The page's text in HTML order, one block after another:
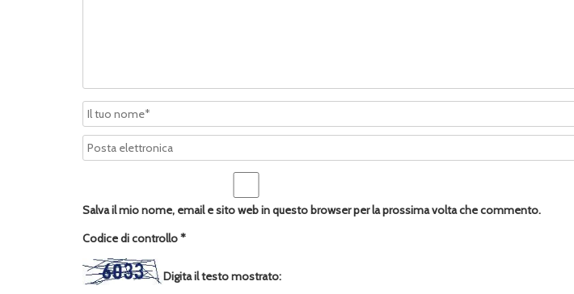
Salva il mio nome, email e sito web in questo browser per la prossima volta che commento.
Codice di controllo*
Digita il testo mostrato: